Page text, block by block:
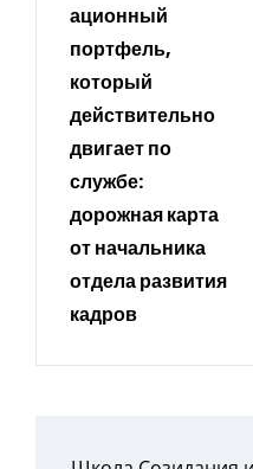
ационный
портфель,
который
действительно
двигает по
службе:
дорожная карта
от начальника
отдела развития
кадров